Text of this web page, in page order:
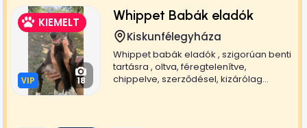
KIEMELT
VIP
VIP 18
Whippet Babák eladók
Kiskunfélegyháza
Whippet babák eladók , szigorúan benti
tartásra , oltva, féregtelenítve,
chippelve, szerződésel, kizárólag...